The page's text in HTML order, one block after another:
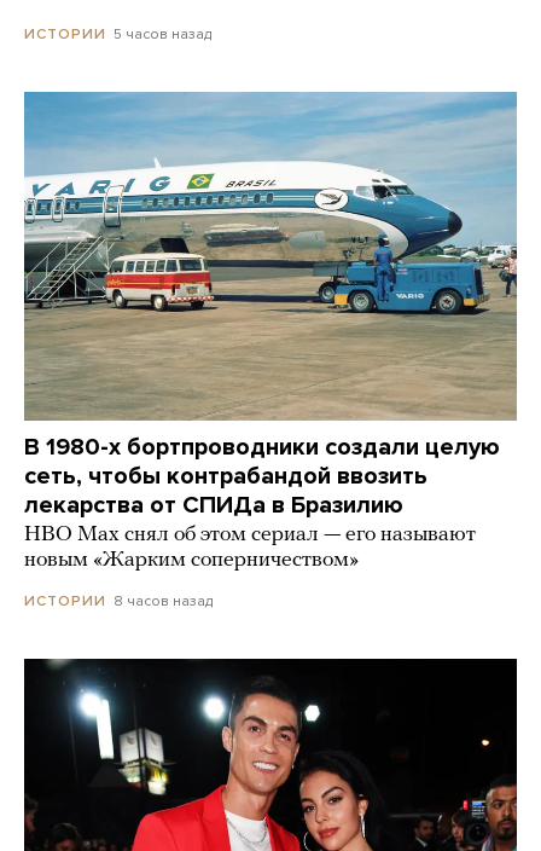
ИСТОРИИ 5 часов назад
В 1980-х бортпроводники создали целую
сеть, чтобы контрабандой ввозить
лекарства от СПИДа в Бразилию
HBO Max снял об этом сериал — его называют
новым «Жарким соперничеством»
ИСТОРИИ 8 часов назад